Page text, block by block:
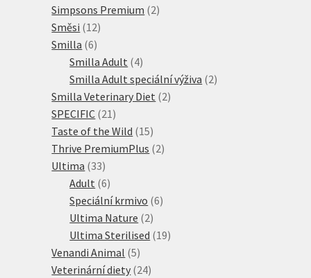
produktů
Simpsons Premium 22
Směsi 1212
Smilla 66
produktů
Smilla Adult 44
produkty
Smilla Adult speciální výživa 22
Smilla Veterinary Diet 22
SPECIFIC 21 21
produktů
Taste of the Wild 1515
produktů
Thrive PremiumPlus 22
Ultima 3333
produktů
Adult 66
produktů
Speciální krmivo 66
Ultima Nature 22
produkty
Ultima Sterilised 1919
Venandi Animal 55
produktů
Veterinární diety 2424